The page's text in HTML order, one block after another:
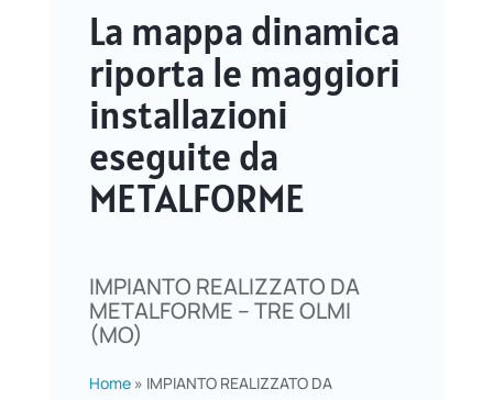
La mappa dinamica
riporta le maggiori
installazioni
eseguite da
METALFORME
IMPIANTO REALIZZATO DA
METALFORME – TRE OLMI
(MO)
Home» IMPIANTO REALIZZATO DA